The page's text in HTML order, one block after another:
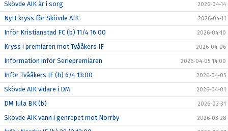
Skövde AIK är i sorg 2026-04-14
Nytt kryss för Skövde AIK 2026-04-11
Inför Kristianstad FC (b) 11/4 16:00 2026-04-10
Kryss i premiären mot Tvååkers IF 2026-04-06
Information inför Seriepremiären 2026-04-05 14:00
Inför Tvååkers IF (h) 6/4 13:00 2026-04-05
Skövde AIK vidare i DM 2026-04-01
DM Jula BK (b) 2026-03-31
Skövde AIK vann i genrepet mot Norrby 2026-03-28